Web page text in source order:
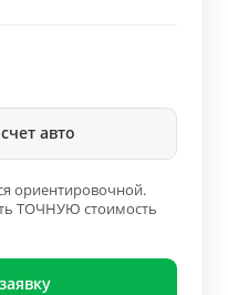
авто
ориентировочной.
ТОЧНУЮ стоимость